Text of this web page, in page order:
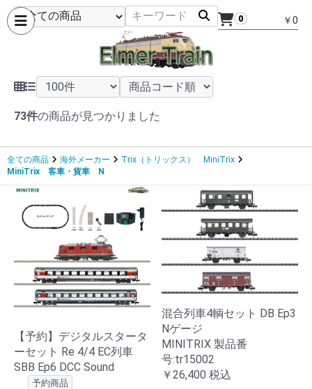
0 ￥0
73件の商品が見つかりました
全ての商品 海外メーカー
Trix（トリックス） MiniTrix
MiniTrix 客車・貨車 N
【予約】デジタルスタータ
ーセット Re 4/4 EC列車
SBB Ep6 DCC Sound
予約商品
混合列車4輌セット DB Ep3
Nゲージ
MINITRIX 製品番
号:tr15002
￥26,400 税込